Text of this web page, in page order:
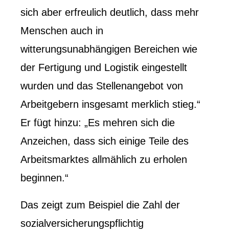
sich aber erfreulich deutlich, dass mehr
Menschen auch in
witterungsunabhängigen Bereichen wie
der Fertigung und Logistik eingestellt
wurden und das Stellenangebot von
Arbeitgebern insgesamt merklich stieg.“
Er fügt hinzu: „Es mehren sich die
Anzeichen, dass sich einige Teile des
Arbeitsmarktes allmählich zu erholen
beginnen.“
Das zeigt zum Beispiel die Zahl der
sozialversicherungspflichtig